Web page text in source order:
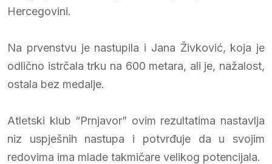
Hercegovini.
Na prvenstvu je nastupila i Jana Živković, koja je
odlično istrčala trku na 600 metara, ali je, nažalost,
ostala bez medalje.
Atletski klub “Prnjavor” ovim rezultatima nastavlja
niz uspješnih nastupa i potvrđuje da u svojim
redovima ima mlade takmičare velikog potencijala.